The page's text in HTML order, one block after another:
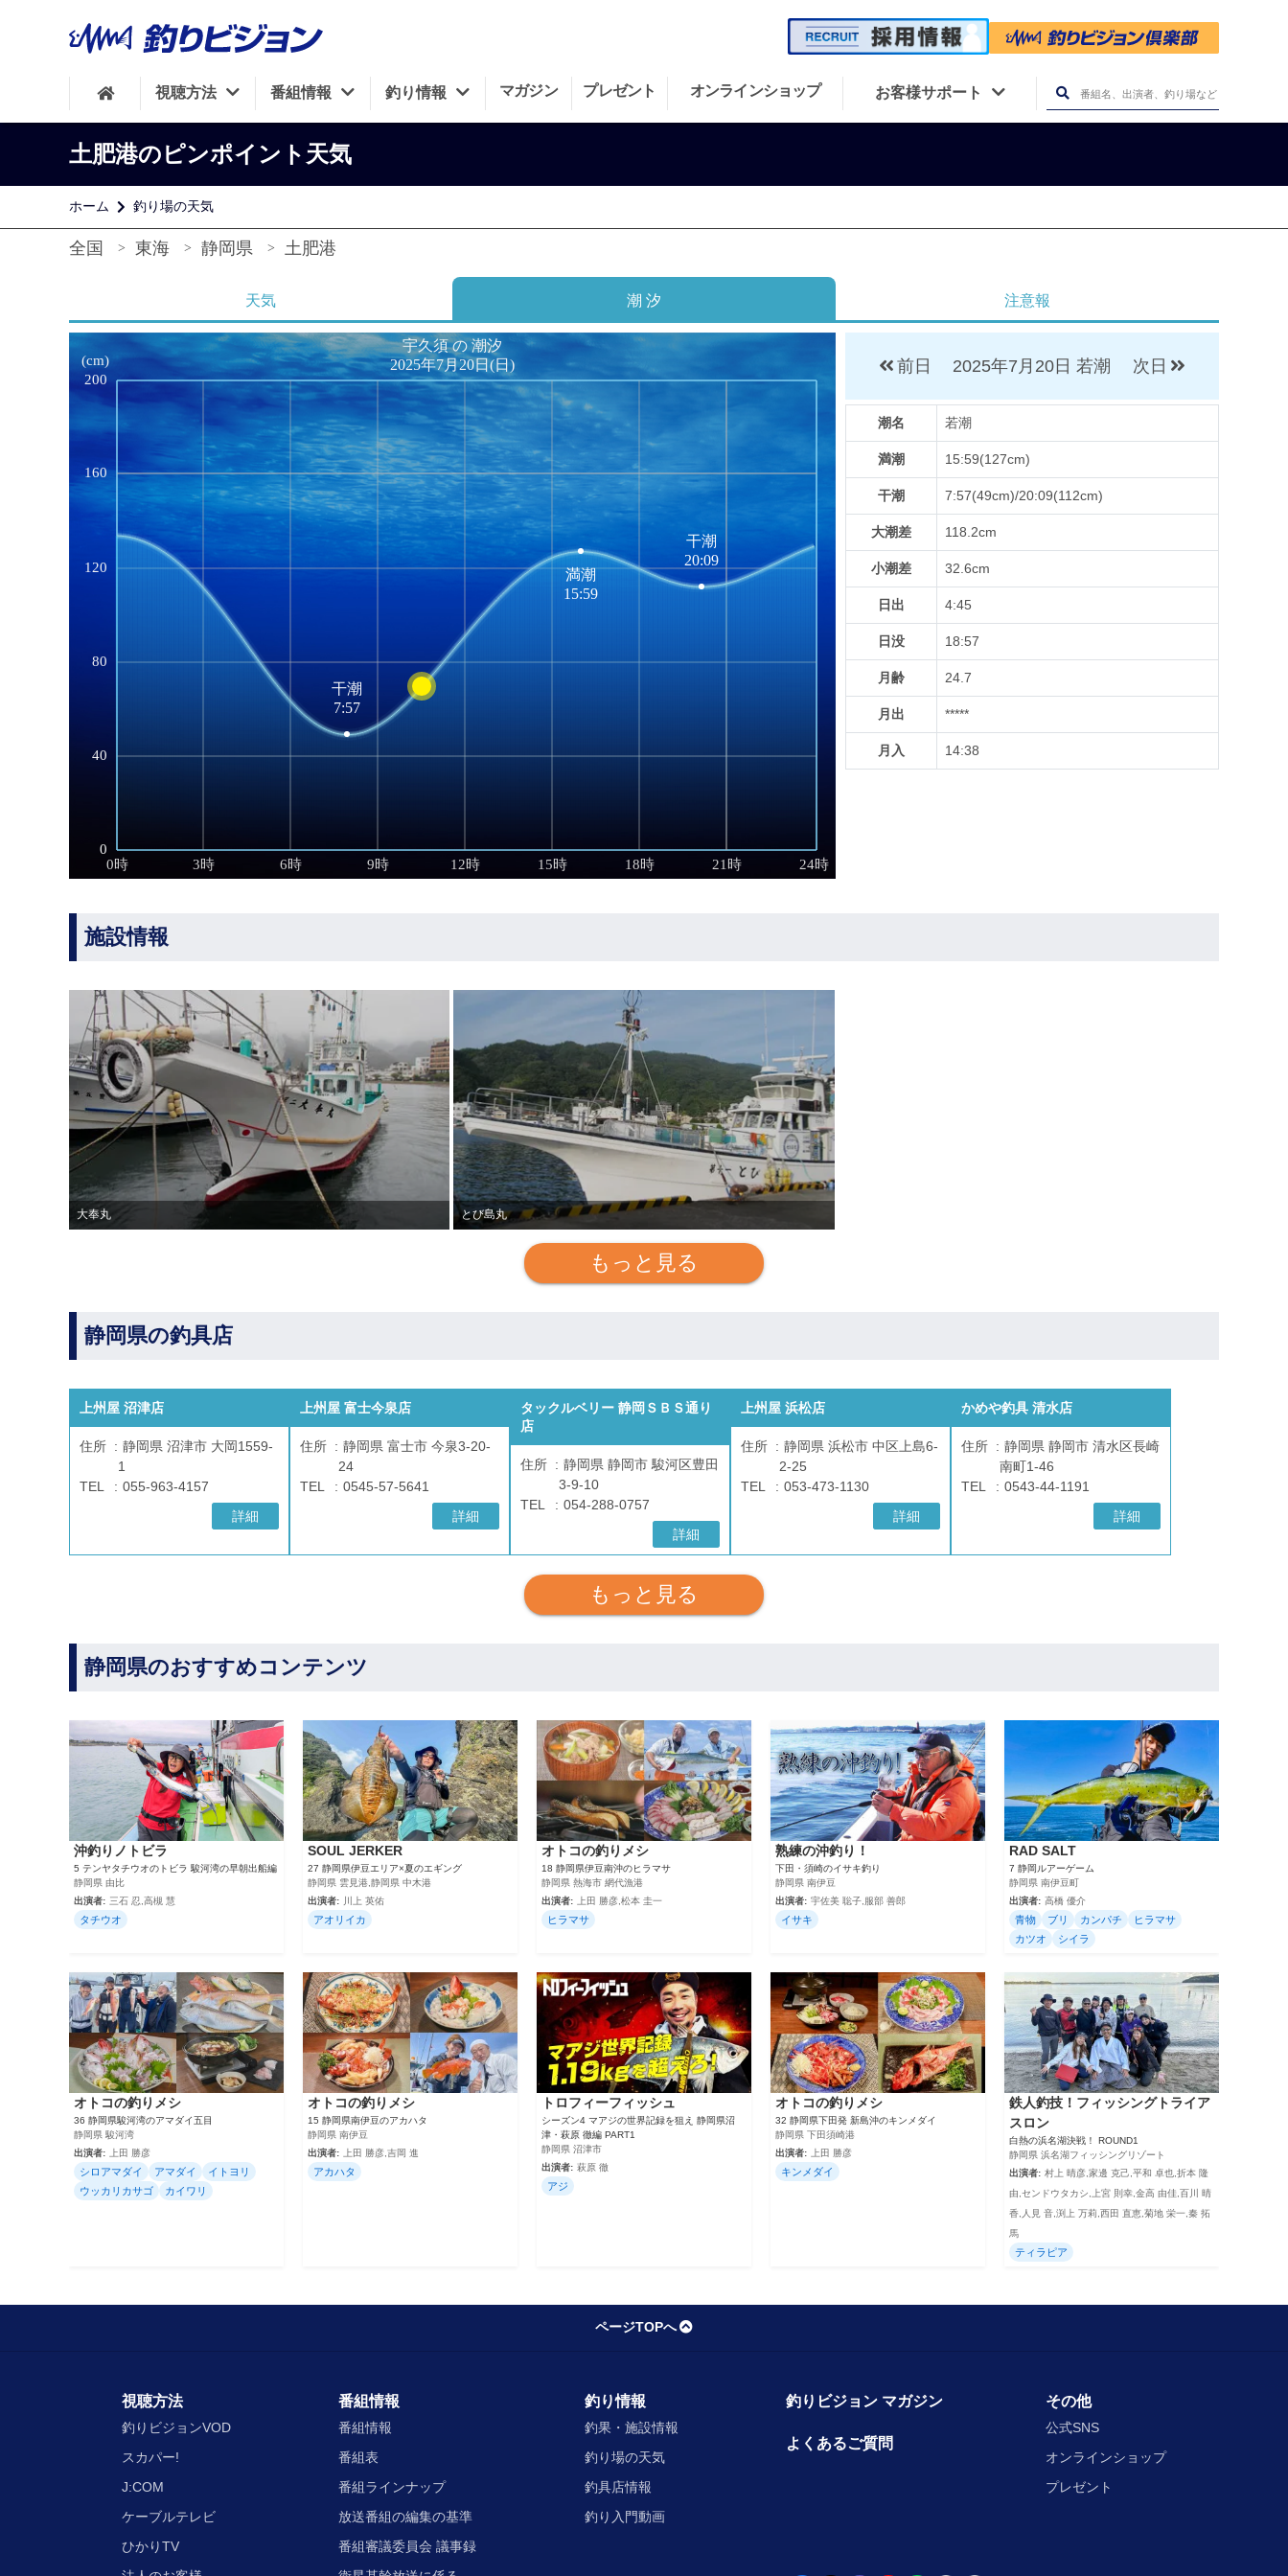
視聴方法 番組情報 釣り情報 マガジン プレゼント オンラインショップ お客様サポート
土肥港のピンポイント天気
ホーム 釣り場の天気
全国 東海 静岡県 土肥港
天気 潮 汐 注意報
前日 2025年7月20日若潮 次日
潮名 若潮
満潮 15:59(127cm)
干潮 7:57(49cm)/20:09(112cm)
大潮差 118.2cm
小潮差 32.6cm
日出 4:45
日没 18:57
月齢 24.7
月出 *****
月入 14:38
施設情報
大奉丸 とび島丸
もっと見る
静岡県の釣具店
上州屋 沼津店
住所
静岡県 沼津市 大岡1559-
1
TEL
055-963-4157
詳細
上州屋 富士今泉店
住所
静岡県 富士市 今泉3-20-
24
TEL
0545-57-5641
詳細
タックルベリー 静岡ＳＢＳ通り
店
住所
静岡県 静岡市 駿河区豊田
3-9-10
TEL
054-288-0757
詳細
上州屋 浜松店
住所
静岡県 浜松市 中区上島6-
2-25
TEL
053-473-1130
詳細
かめや釣具 清水店
住所
静岡県 静岡市 清水区長崎
南町1-46
TEL
0543-44-1191
詳細
もっと見る
静岡県のおすすめコンテンツ
沖釣りノトビラ
5 テンヤタチウオのトビラ 駿河湾の早朝出船編
静岡県 由比
出演者: 三石 忍,高槻 慧
タチウオ
SOUL JERKER
27 静岡県伊豆エリア×夏のエギング
静岡県 雲見港,静岡県 中木港
出演者:
川上 英佑
アオリイカ
オトコの釣りメシ
18 静岡県伊豆南沖のヒラマサ
静岡県 熱海市 網代漁港
出演者:
上田 勝彦,松本 圭一
ヒラマサ
熟練の沖釣り！
下田・須崎のイサキ釣り
静岡県 南伊豆
出演者: 宇佐美 聡子,服部 善郎
イサキ
RAD SALT
7 静岡ルアーゲーム
静岡県 南伊豆町
出演者: 高橋 優介
青物 ブリ カンパチ
ヒラマサ
カツオ
シイラ
オトコの釣りメシ
36 静岡県駿河湾のアマダイ五目
静岡県 駿河湾
出演者:
上田 勝彦
シロアマダイ アマダイ
イトヨリ
ウッカリカサゴ
カイワリ
オトコの釣りメシ
15 静岡県南伊豆のアカハタ
静岡県 南伊豆
出演者:
上田 勝彦,吉岡 進
アカハタ
トロフィーフィッシュ
シーズン4 マアジの世界記録を狙え 静岡県沼
津・萩原 徹編 PART1
静岡県 沼津市
出演者: 萩原 徹
アジ
オトコの釣りメシ
32 静岡県下田発 新島沖のキンメダイ
静岡県 下田須崎港
出演者:
上田 勝彦
キンメダイ
鉄人釣技！フィッシングトライア
スロン
白熱の浜名湖決戦！ ROUND1
静岡県 浜名湖フィッシングリゾート
出演者: 村上 晴彦,家邊 克己,平和 卓也,折本 隆
由,センドウタカシ,上宮 則幸,金高 由佳,百川 晴
香,人見 音,渕上 万莉,西田 直恵,菊地 栄一,秦 拓
馬
ティラピア
ページTOPへ
視聴方法
釣りビジョンVOD
スカパー!
J:COM
ケーブルテレビ
ひかりTV
番組情報
番組情報
番組表
番組ラインナップ
放送番組の編集の基準
番組審議委員会 議事録
釣り情報
釣果・施設情報
釣り場の天気
釣具店情報
釣り入門動画
釣りビジョン マガジン
よくあるご質問
その他
公式SNS
オンラインショップ
プレゼント